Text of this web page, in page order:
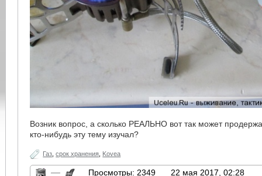
Возник вопрос, а сколько РЕАЛЬНО вот так может
кто-нибудь эту тему изучал?
Газ ,срок хранения Kovea
— Просмотры: 2349 22 мая 2017, 02:28